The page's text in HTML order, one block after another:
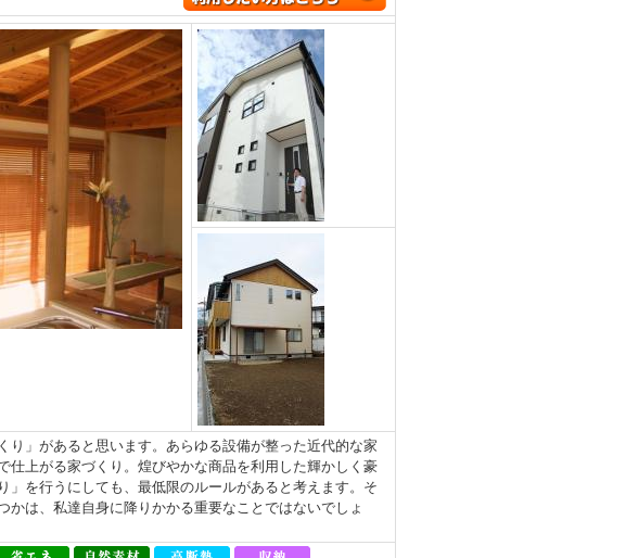
り」があると思います。あらゆる設備が整った近代的な家
仕上がる家づくり。煌びやかな商品を利用した輝かしく豪
を行うにしても、最低限のルールがあると考えます。そ
は、私達自身に降りかかる重要なことではないでしょ